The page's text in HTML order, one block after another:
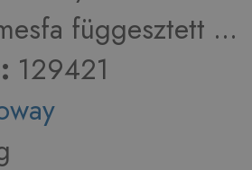
függesztett ...
129421